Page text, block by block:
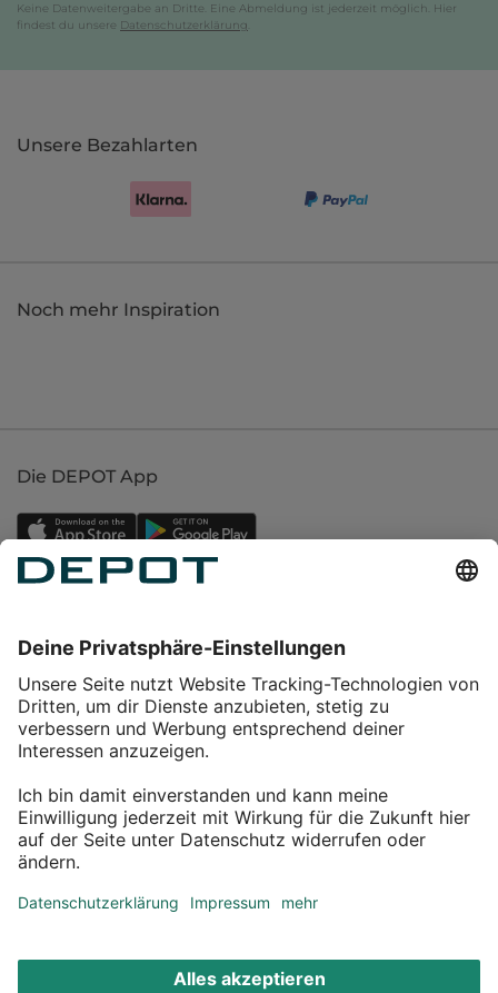
Keine Datenweitergabe an Dritte. Eine Abmeldung ist jederzeit möglich. Hier
findest du unsere Datenschutzerklärung
Unsere Bezahlarten
Noch mehr Inspiration
Die DEPOT App
Service
Über DEPOT
Kontakt